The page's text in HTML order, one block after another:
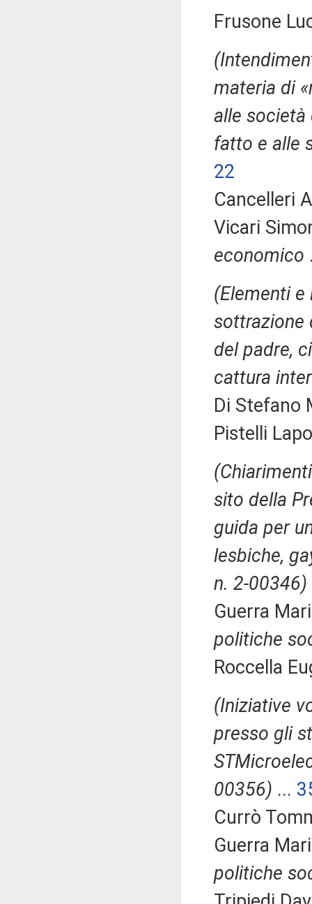
Frusone
materia di
alle società
fatto e alle
22
Cancelleri
Vicari
economico
(Elementi
sottrazione
del padre,
cattura
Di Stefano
Pistelli
sito della
guida per
lesbiche,
n. 2-00346)
Guerra
politiche
Roccella
(Iniziative
presso gli
00356) ...
Currò
Guerra
politiche